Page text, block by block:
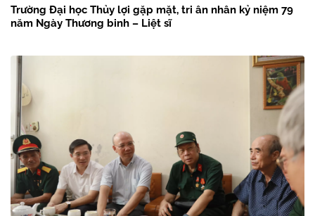
Trường Đại học Thủy lợi gặp mặt, tri ân nhân kỷ niệm 79
năm Ngày Thương binh – Liệt sĩ